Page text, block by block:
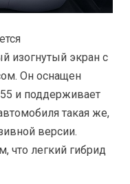
изогнутый экран с
Он оснащен
и поддерживает
такая же,
версии.
что легкий гибрид